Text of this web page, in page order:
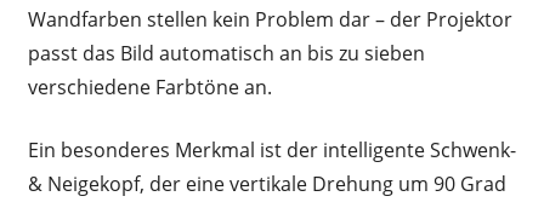
Wandfarben stellen kein Problem dar – der Projektor
passt das Bild automatisch an bis zu sieben
verschiedene Farbtöne an.
Ein besonderes Merkmal ist der intelligente Schwenk-
& Neigekopf, der eine vertikale Drehung um 90 Grad